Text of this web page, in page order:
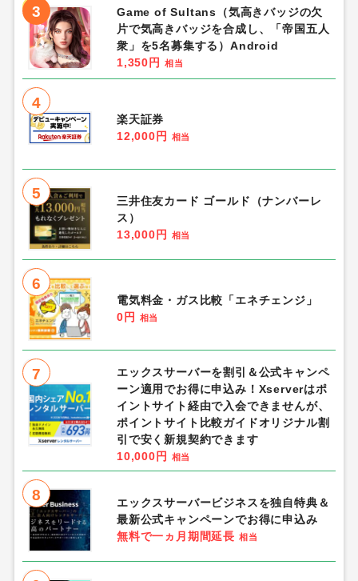
3
Game of Sultans（気高きバッジの欠
片で気高きバッジを合成し、「帝国五人
衆」を5名募集する）Android
1,350円
相当
4
楽天証券
12,000円
相当
5
三井住友カード ゴールド（ナンバーレ
ス）
13,000円
相当
6
電気料金・ガス比較「エネチェンジ」
0円
相当
7
エックスサーバーを割引＆公式キャンペ
ーン適用でお得に申込み！Xserverはポ
イントサイト経由で入会できませんが、
ポイントサイト比較ガイドオリジナル割
引で安く新規契約できます
10,000円
相当
8
エックスサーバービジネスを独自特典＆
最新公式キャンペーンでお得に申込み
無料で一ヵ月期間延長 相当